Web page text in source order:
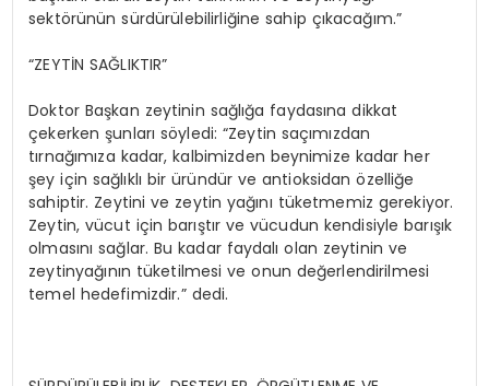
sektörünün sürdürülebilirliğine sahip çıkacağım.”
“ZEYTİN SAĞLIKTIR”
Doktor Başkan zeytinin sağlığa faydasına dikkat
çekerken şunları söyledi: “Zeytin saçımızdan
tırnağımıza kadar, kalbimizden beynimize kadar her
şey için sağlıklı bir üründür ve antioksidan özelliğe
sahiptir. Zeytini ve zeytin yağını tüketmemiz gerekiyor.
Zeytin, vücut için barıştır ve vücudun kendisiyle barışık
olmasını sağlar. Bu kadar faydalı olan zeytinin ve
zeytinyağının tüketilmesi ve onun değerlendirilmesi
temel hedefimizdir.” dedi.